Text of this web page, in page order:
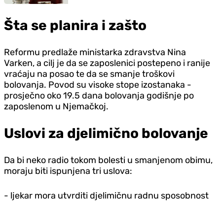
Šta se planira i zašto
Reformu predlaže ministarka zdravstva Nina
Varken, a cilj je da se zaposlenici postepeno i ranije
vraćaju na posao te da se smanje troškovi
bolovanja. Povod su visoke stope izostanaka -
prosječno oko 19.5 dana bolovanja godišnje po
zaposlenom u Njemačkoj.
Uslovi za djelimično bolovanje
Da bi neko radio tokom bolesti u smanjenom obimu,
moraju biti ispunjena tri uslova:
- ljekar mora utvrditi djelimičnu radnu sposobnost